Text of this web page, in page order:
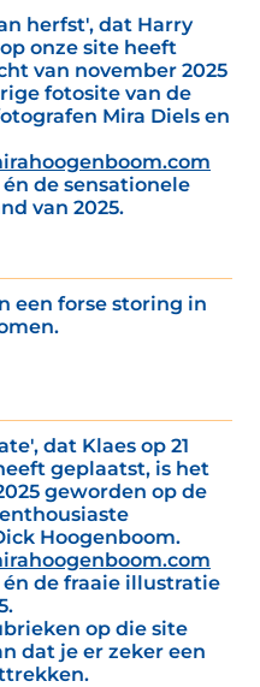
herfst', dat Harry
onze site heeft
van november 2025
fotosite van de
Mira Diels en
de sensationele
van 2025.
een forse storing in
dat Klaes op 21
geplaatst, is het
geworden op de
Hoogenboom.
de fraaie illustratie
op die site
dat je er zeker een